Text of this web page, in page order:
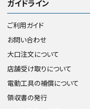
ガイドライン
ご利用ガイド
お問い合わせ
大口注文について
店舗受け取りについて
電動工具の補償について
領収書の発行